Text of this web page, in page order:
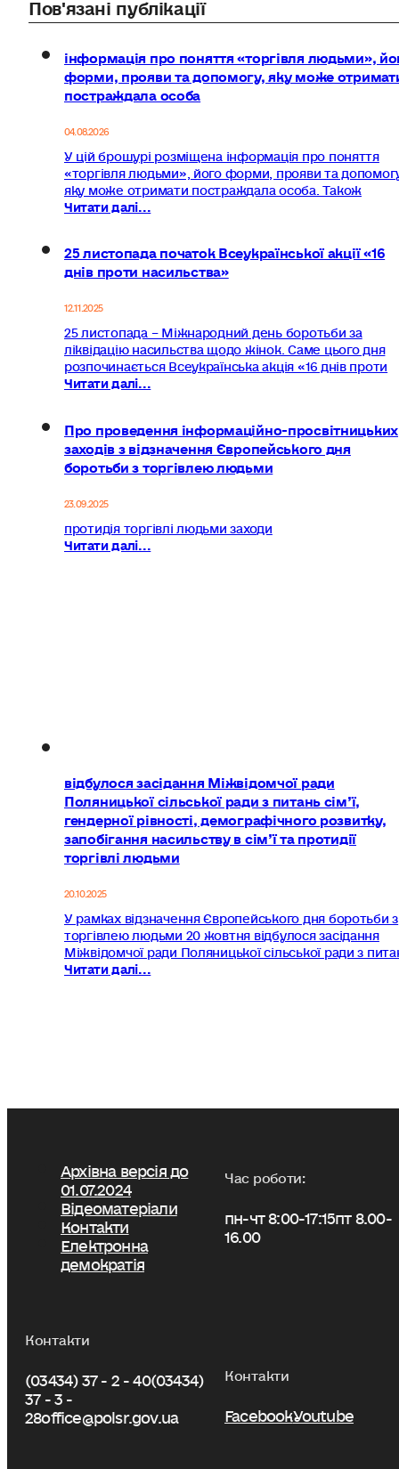
інформація про поняття «торгівля людьми»,
форми, прояви та допомогу, яку може
постраждала особа
04.08.2026
У цій брошурі розміщена інформація про поняття
«торгівля людьми», його форми, прояви та
яку може отримати постраждала особа. Також
Читати далі...
25 листопада початок Всеукраїнської акції «16
днів проти насильства»
12.11.2025
25 листопада – Міжнародний день боротьби за
ліквідацію насильства щодо жінок. Саме цього дня
розпочинається Всеукраїнська акція «16 днів проти
Читати далі...
Про проведення інформаційно-просвітницьких
заходів з відзначення Європейського дня
боротьби з торгівлею людьми
23.09.2025
протидія торгівлі людьми заходи
Читати далі...
відбулося засідання Міжвідомчої ради
Поляницької сільської ради з питань сім’ї,
гендерної рівності, демографічного розвитку,
запобігання насильству в сім’ї та протидії
торгівлі людьми
20.10.2025
У рамках відзначення Європейського дня боротьби з
торгівлею людьми 20 жовтня відбулося засідання
Міжвідомчої ради Поляницької сільської ради з
Читати далі...
Архівна версія до
01.07.2024
Відеоматеріали
Контакти
Електронна
демократія
Час роботи:
пн-чт 8:00-17:15пт 8.00-
16.00
Контакти
(03434) 37 - 2 - 40(03434)
37 - 3 -
28office@polsr.gov.ua
Контакти
FacebookYoutube